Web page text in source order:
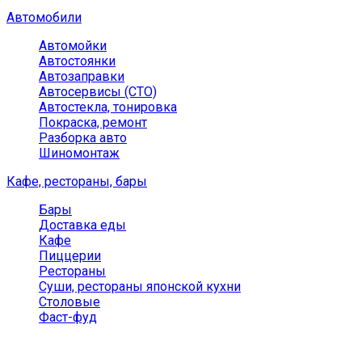
Автомобили
Автомойки
Автостоянки
Автозаправки
Автосервисы (СТО)
Автостекла, тонировка
Покраска, ремонт
Разборка авто
Шиномонтаж
Кафе, рестораны, бары
Бары
Доставка еды
Кафе
Пиццерии
Рестораны
Суши, рестораны японской кухни
Столовые
Фаст-фуд